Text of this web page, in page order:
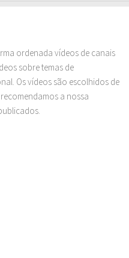
ordenada vídeos de canais
sobre temas de
Os vídeos são escolhidos de
a nossa